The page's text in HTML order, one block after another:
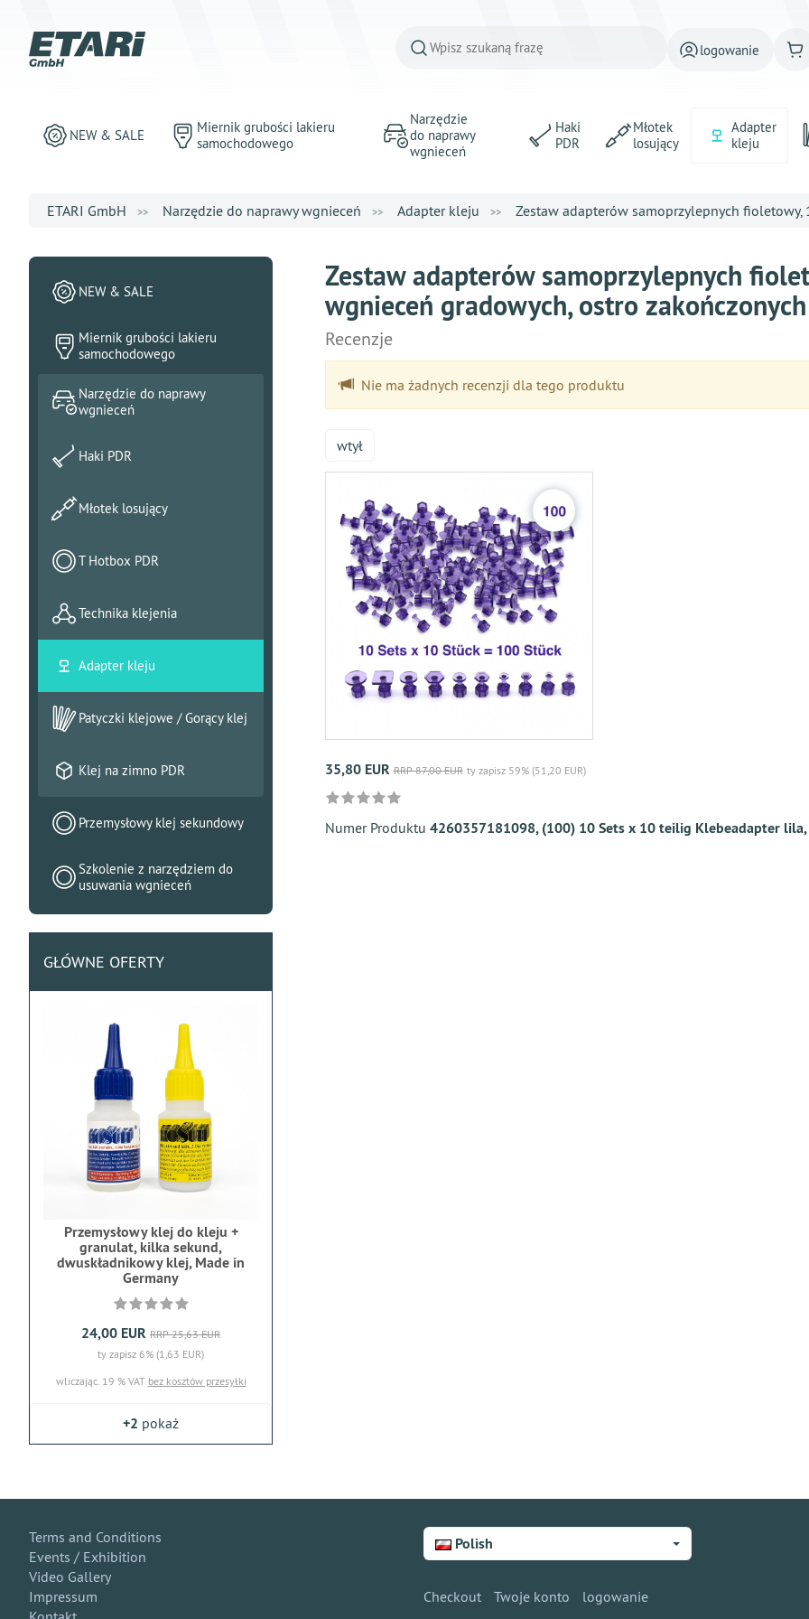
logowanie
NEW & SALE
Miernik grubości lakieru
samochodowego
Narzędzie
do naprawy
wgnieceń
Haki
PDR
Młotek
losujący
Adapter
kleju
ETARI GmbH Narzędzie do naprawy wgnieceń Adapter kleju Zestaw adapterów samoprzylepnych fioletowy,
Zestaw adapterów samoprzylepnych
wgnieceń gradowych, ostro
Recenzje
Nie ma żadnych recenzji dla tego produktu
wtył
35,80 EUR RRP 87,00 EUR ty zapisz 59% (51,20 EUR)
Numer Produktu 4260357181098, (100) 10 Sets x 10 teilig Klebeadapter lila,
NEW & SALE
Miernik grubości lakieru
samochodowego
Narzędzie do naprawy
wgnieceń
Haki PDR
Młotek losujący
T Hotbox PDR
Technika klejenia
Adapter kleju
Patyczki klejowe / Gorący klej
Klej na zimno PDR
Przemysłowy klej sekundowy
Szkolenie z narzędziem do
usuwania wgnieceń
GŁÓWNE OFERTY
Przemysłowy klej do kleju +
granulat, kilka sekund,
dwuskładnikowy klej, Made in
Germany
24,00 EUR RRP 25,63 EUR
ty zapisz 6% (1,63 EUR)
wliczając. 19 % VAT bez kosztów przesyłki
+2 pokaż
Terms and Conditions
Events / Exhibition
Video Gallery
Impressum
Polish
Checkout Twoje konto logowanie